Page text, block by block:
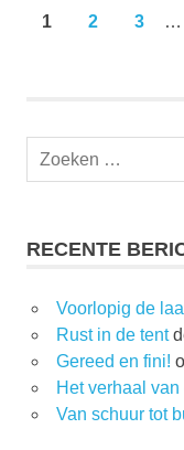
1 2 3 …
RECENTE
Voorlopig de
Rust in de tent
Gereed en fini!
Het verhaal
Van schuur tot